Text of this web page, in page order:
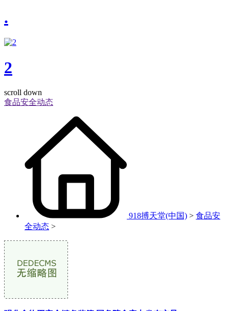
.
2
scroll down
食品安全动态
918搏天堂(中国) > 食品安
全动态 >